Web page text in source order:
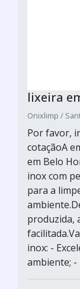
lixeira
Onixlimp /
Por favor,
cotaçãoA
em Belo
inox com
para a
produzida,
inox: -
ambiente; -